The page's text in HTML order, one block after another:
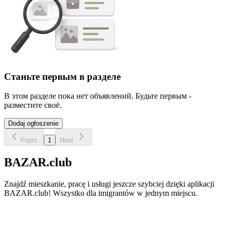
Станьте первым в разделе
В этом разделе пока нет объявлений. Будьте первым -
разместите своё.
Dodaj ogłoszenie
Poprz. 1 Nast.
BAZAR.club
Znajdź mieszkanie, pracę i usługi jeszcze szybciej dzięki aplikacji
BAZAR.club! Wszystko dla imigrantów w jednym miejscu.